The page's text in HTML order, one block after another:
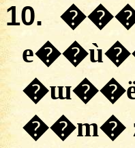
10.
��m�